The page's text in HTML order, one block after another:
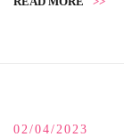
02/04/2023